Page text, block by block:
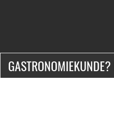
GASTRONOMIEKUNDE?